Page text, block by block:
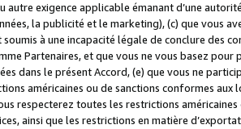
autre exigence applicable émanant d’une
la publicité et le marketing), (c) que vous
à une incapacité légale de conclure des
Partenaires, et que vous ne vous basez
dans le présent Accord, (e) que vous ne
américaines ou de sanctions conformes
respecterez toutes les restrictions
ainsi que les restrictions en matière